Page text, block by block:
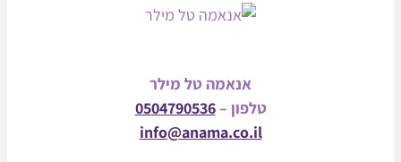
אנאמה טל מילר
טלפון –0504790536
info@anama.co.il